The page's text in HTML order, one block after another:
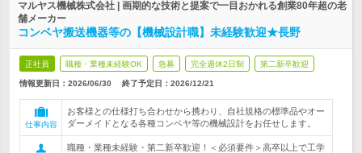
マルヤス機械株式会社 | 画期的な技術と提案で一目おかれる創業80年超の老
舗メーカー
コンベヤ搬送機器等の【機械設計職】未経験歓迎★長野
正社員 職種・業種未経験OK 急募 完全週休2日制 第二新卒歓迎
情報更新日：2026/06/30 終了予定日： 2026/12/21
仕事内容
お客様との仕様打ち合わせから携わり、自社規格の標準品やオー
ダーメイドとなる各種コンベヤ等の機械設計をお任せします。
職種・業種未経験・第二新卒歓迎！＜必須要件＞高卒以上で工学